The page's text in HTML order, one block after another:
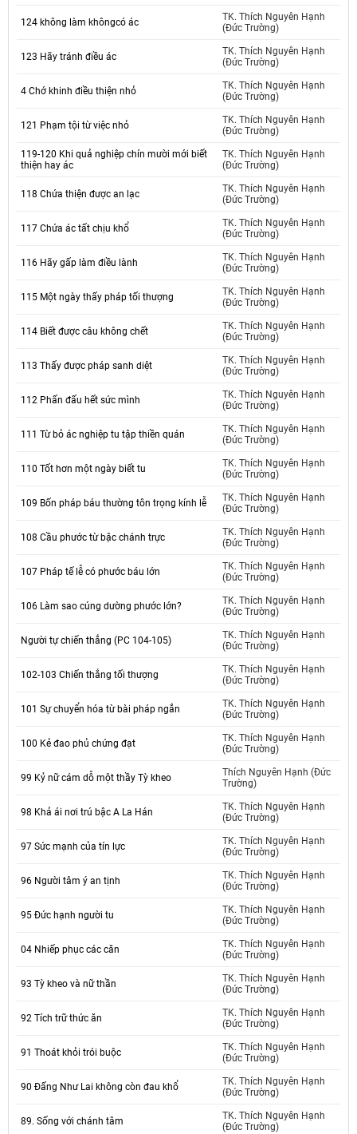
124 không làm khôngcó ác
TK. Thích Nguyên Hạnh
(Đức Trường)
123 Hãy tránh điều ác
TK. Thích Nguyên Hạnh
(Đức Trường)
4 Chớ khinh điều thiện nhỏ
TK. Thích Nguyên Hạnh
(Đức Trường)
121 Phạm tội từ việc nhỏ
TK. Thích Nguyên Hạnh
(Đức Trường)
119-120 Khi quả nghiệp chín mười mới biết
thiện hay ác
TK. Thích Nguyên Hạnh
(Đức Trường)
118 Chứa thiện được an lạc
TK. Thích Nguyên Hạnh
(Đức Trường)
117 Chứa ác tất chịu khổ
TK. Thích Nguyên Hạnh
(Đức Trường)
116 Hãy gấp làm điều lành
TK. Thích Nguyên Hạnh
(Đức Trường)
115 Một ngày thấy pháp tối thượng
TK. Thích Nguyên Hạnh
(Đức Trường)
114 Biết được câu không chết
TK. Thích Nguyên Hạnh
(Đức Trường)
113 Thấy được pháp sanh diệt
TK. Thích Nguyên Hạnh
(Đức Trường)
112 Phấn đấu hết sức mình
TK. Thích Nguyên Hạnh
(Đức Trường)
111 Từ bỏ ác nghiệp tu tập thiền quán
TK. Thích Nguyên Hạnh
(Đức Trường)
110 Tốt hơn một ngày biết tu
TK. Thích Nguyên Hạnh
(Đức Trường)
109 Bốn pháp báu thường tôn trọng kính lễ
TK. Thích Nguyên Hạnh
(Đức Trường)
108 Cầu phước từ bậc chánh trực
TK. Thích Nguyên Hạnh
(Đức Trường)
107 Pháp tế lễ có phước báu lớn
TK. Thích Nguyên Hạnh
(Đức Trường)
106 Làm sao cúng dường phước lớn?
TK. Thích Nguyên Hạnh
(Đức Trường)
Người tự chiến thắng (PC 104-105)
TK. Thích Nguyên Hạnh
(Đức Trường)
102-103 Chiến thắng tối thượng
TK. Thích Nguyên Hạnh
(Đức Trường)
101 Sự chuyển hóa từ bài pháp ngắn
TK. Thích Nguyên Hạnh
(Đức Trường)
100 Kẻ đao phủ chứng đạt
TK. Thích Nguyên Hạnh
(Đức Trường)
99 Kỷ nữ cám dỗ một thầy Tỳ kheo
Thích Nguyên Hạnh (Đức
Trường)
98 Khả ái nơi trú bậc A La Hán
TK. Thích Nguyên Hạnh
(Đức Trường)
97 Sức mạnh của tín lực
TK. Thích Nguyên Hạnh
(Đức Trường)
96 Người tâm ý an tịnh
TK. Thích Nguyên Hạnh
(Đức Trường)
95 Đức hạnh người tu
TK. Thích Nguyên Hạnh
(Đức Trường)
04 Nhiếp phục các căn
TK. Thích Nguyên Hạnh
(Đức Trường)
93 Tỳ kheo và nữ thần
TK. Thích Nguyên Hạnh
(Đức Trường)
92 Tích trữ thức ăn
TK. Thích Nguyên Hạnh
(Đức Trường)
91 Thoát khỏi trói buộc
TK. Thích Nguyên Hạnh
(Đức Trường)
90 Đấng Như Lai không còn đau khổ
TK. Thích Nguyên Hạnh
(Đức Trường)
89. Sống với chánh tâm
TK. Thích Nguyên Hạnh
(Đức Trường)